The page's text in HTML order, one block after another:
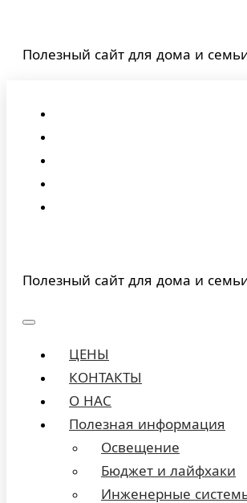
содержимому
Полезный сайт для дома и
Полезный сайт для дома и
ЦЕНЫ
КОНТАКТЫ
О НАС
Полезная информация
Освещение
Бюджет и лайфхаки
Инженерные